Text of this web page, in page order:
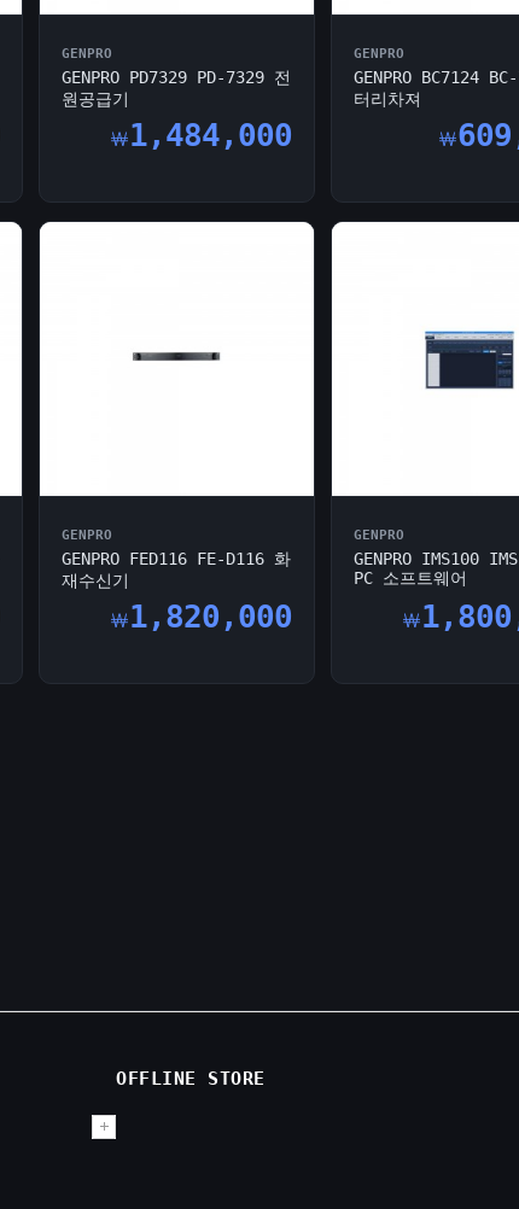
GENPRO
GENPRO PD7329 PD-7329 전
원공급기
￦1,484,000
GENPRO
GENPRO BC7124
터리차져
￦
GENPRO
GENPRO FED116 FE-D116 화
재수신기
￦1,820,000
GENPRO
GENPRO IMS100
PC 소프트웨어
￦
OFFLINE STORE